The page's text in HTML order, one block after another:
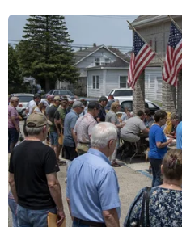
Minh
30/05/
Sở hữu vị trí đắc địa,
đẹp của non nước hữu
trên đỉnh núi bán đảo
khách nào cũng xiêu